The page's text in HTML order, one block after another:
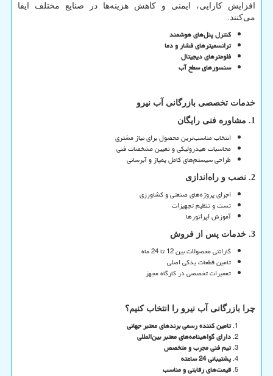
افزایش کارایی، ایمنی و کاهش هزینه‌ها در صنایع مختلف ایفا
می‌کنند.
کنترل پنل‌های هوشمند
ترانسمیترهای فشار و دما
فلومترهای دیجیتال
سنسورهای سطح آب
خدمات تخصصی بازرگانی آب نیرو
1.
مشاوره فنی رایگان
انتخاب مناسب‌ترین محصول برای نیاز مشتری
محاسبات هیدرولیکی و تعیین مشخصات فنی
طراحی سیستم‌های کامل پمپاژ و آبرسانی
2. نصب و راه‌اندازی
اجرای پروژه‌های صنعتی و کشاورزی
تست و تنظیم تجهیزات
آموزش اپراتورها
3. خدمات پس از فروش
گارانتی محصولات بین 12 تا 24 ماه
تامین قطعات یدکی اصلی
تعمیرات تخصصی در کارگاه مجهز
چرا بازرگانی آب نیرو را انتخاب کنیم؟
تامین کننده رسمی برندهای معتبر جهانی
دارای گواهینامه‌های معتبر بین‌المللی
تیم فنی مجرب و متخصص
پشتیبانی 24 ساعته
قیمت‌های رقابتی و مناسب